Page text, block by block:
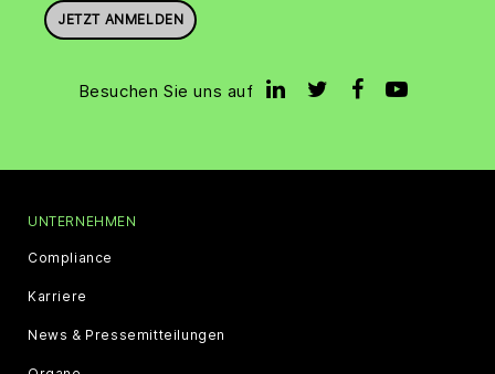
JETZT ANMELDEN
Besuchen Sie uns auf
UNTERNEHMEN
Compliance
Karriere
News & Pressemitteilungen